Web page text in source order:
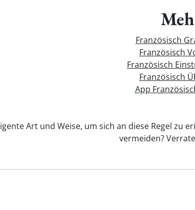
Französisch
Französisch
Französisch
Französisch
App
Art und Weise, um sich an diese Regel zu
vermeiden?